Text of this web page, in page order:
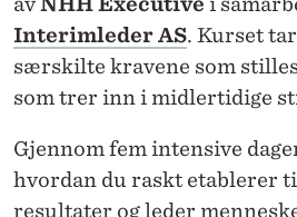
T
R
R
Interimleder AS. Kurset
særskilte kravene som
som trer inn i midlertidige
Gjennom fem intensive
hvordan du raskt etablerer
resultater og leder